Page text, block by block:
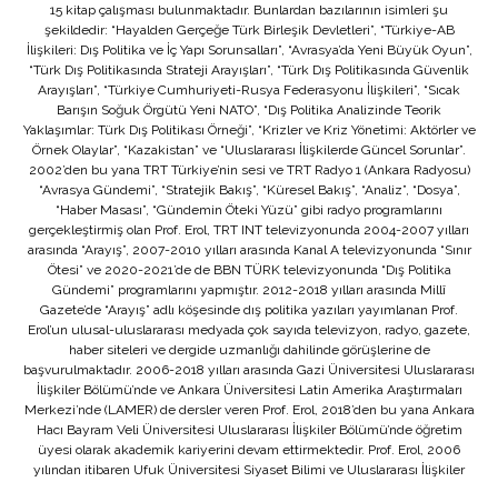
15 kitap çalışması bulunmaktadır. Bunlardan bazılarının isimleri şu
şekildedir: “Hayalden Gerçeğe Türk Birleşik Devletleri”, “Türkiye-AB
İlişkileri: Dış Politika ve İç Yapı Sorunsalları”, “Avrasya’da Yeni Büyük Oyun”,
“Türk Dış Politikasında Strateji Arayışları”, “Türk Dış Politikasında Güvenlik
Arayışları”, “Türkiye Cumhuriyeti-Rusya Federasyonu İlişkileri”, “Sıcak
Barışın Soğuk Örgütü Yeni NATO”, “Dış Politika Analizinde Teorik
Yaklaşımlar: Türk Dış Politikası Örneği”, “Krizler ve Kriz Yönetimi: Aktörler ve
Örnek Olaylar”, “Kazakistan” ve “Uluslararası İlişkilerde Güncel Sorunlar”.
2002’den bu yana TRT Türkiye’nin sesi ve TRT Radyo 1 (Ankara Radyosu)
“Avrasya Gündemi”, “Stratejik Bakış”, “Küresel Bakış”, “Analiz”, “Dosya”,
“Haber Masası”, “Gündemin Öteki Yüzü” gibi radyo programlarını
gerçekleştirmiş olan Prof. Erol, TRT INT televizyonunda 2004-2007 yılları
arasında “Arayış”, 2007-2010 yılları arasında Kanal A televizyonunda “Sınır
Ötesi” ve 2020-2021’de de BBN TÜRK televizyonunda “Dış Politika
Gündemi” programlarını yapmıştır. 2012-2018 yılları arasında Millî
Gazete’de “Arayış” adlı köşesinde dış politika yazıları yayımlanan Prof.
Erol’un ulusal-uluslararası medyada çok sayıda televizyon, radyo, gazete,
haber siteleri ve dergide uzmanlığı dahilinde görüşlerine de
başvurulmaktadır. 2006-2018 yılları arasında Gazi Üniversitesi Uluslararası
İlişkiler Bölümü’nde ve Ankara Üniversitesi Latin Amerika Araştırmaları
Merkezi’nde (LAMER) de dersler veren Prof. Erol, 2018’den bu yana Ankara
Hacı Bayram Veli Üniversitesi Uluslararası İlişkiler Bölümü’nde öğretim
üyesi olarak akademik kariyerini devam ettirmektedir. Prof. Erol, 2006
yılından itibaren Ufuk Üniversitesi Siyaset Bilimi ve Uluslararası İlişkiler